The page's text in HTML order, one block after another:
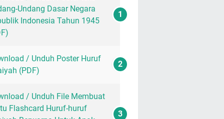
Undang Dasar Negara
Indonesia Tahun 1945
/ Unduh Poster Huruf
(PDF)
/ Unduh File Membuat
Flashcard Huruf-huruf